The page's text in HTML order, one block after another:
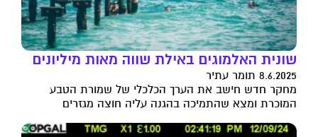
שונית האלמוגים באילת שווה מאות מיליונים
8.6.2025 תומר עתיר
מחקר חדש חישב את הערך הכלכלי של שמורת הטבע
המוכרת ומצא שהתמיכה בהגנה עליה חוצה מגזרים